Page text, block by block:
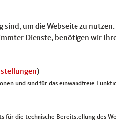
CDU
sind, um die Webseite zu
Dienste, benötigen wir
)
und sind für das einwandfreie
die technische Bereitstellung des